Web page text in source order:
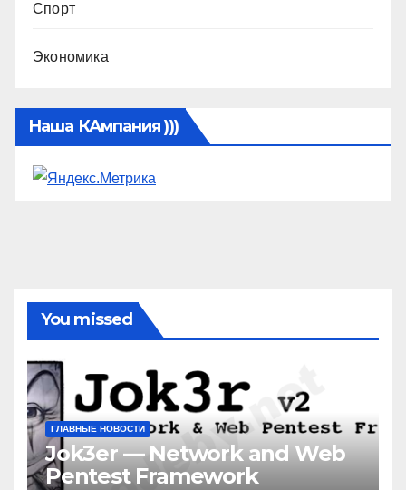
Спорт
Экономика
Наша КАмпания )))
You missed
ГЛАВНЫЕ НОВОСТИ
Jok3er — Network and Web
Pentest Framework